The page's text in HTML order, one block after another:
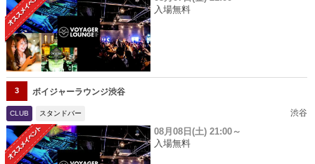
入場無料
3 ボイジャーラウンジ渋谷
CLUB スタンドバー 渋谷
08月08日(土) 21:00～
入場無料